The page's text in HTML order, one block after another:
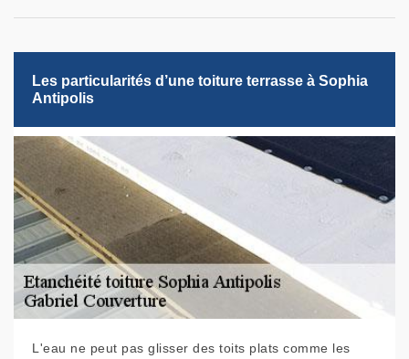
Les particularités d’une toiture terrasse à Sophia
Antipolis
L'eau ne peut pas glisser des toits plats comme les